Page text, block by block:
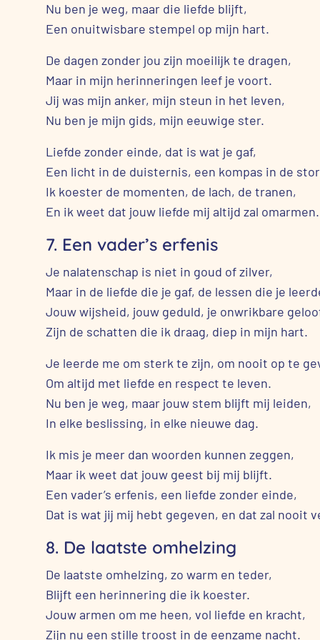
Nu ben je weg, maar die liefde blijft,
Een onuitwisbare stempel op mijn hart.
De dagen zonder jou zijn moeilijk te dragen,
Maar in mijn herinneringen leef je voort.
Jij was mijn anker, mijn steun in het leven,
Nu ben je mijn gids, mijn eeuwige ster.
Liefde zonder einde, dat is wat je gaf,
Een licht in de duisternis, een kompas in de
Ik koester de momenten, de lach, de tranen,
En ik weet dat jouw liefde mij altijd zal omarmen.
7. Een vader’s erfenis
Je nalatenschap is niet in goud of zilver,
Maar in de liefde die je gaf, de lessen die je
Jouw wijsheid, jouw geduld, je onwrikbare
Zijn de schatten die ik draag, diep in mijn hart.
Je leerde me om sterk te zijn, om nooit op te
Om altijd met liefde en respect te leven.
Nu ben je weg, maar jouw stem blijft mij leiden,
In elke beslissing, in elke nieuwe dag.
Ik mis je meer dan woorden kunnen zeggen,
Maar ik weet dat jouw geest bij mij blijft.
Een vader’s erfenis, een liefde zonder einde,
Dat is wat jij mij hebt gegeven, en dat zal nooit
8. De laatste omhelzing
De laatste omhelzing, zo warm en teder,
Blijft een herinnering die ik koester.
Jouw armen om me heen, vol liefde en kracht,
Zijn nu een stille troost in de eenzame nacht.